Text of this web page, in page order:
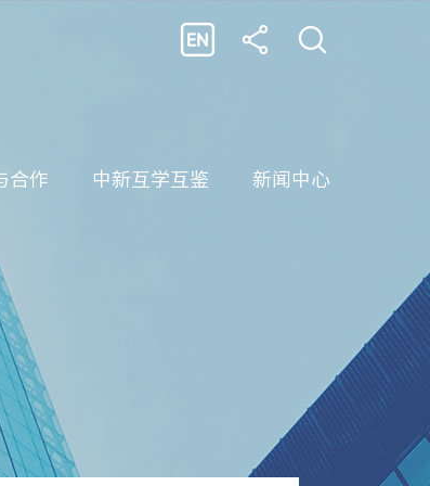
合作 中新互学互鉴 新闻中心